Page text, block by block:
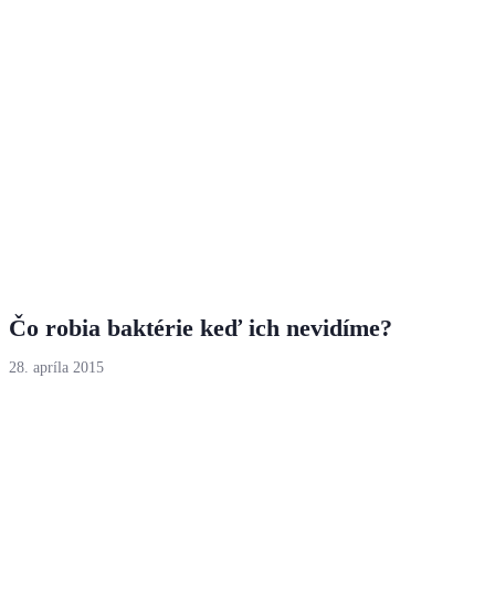
Čo robia baktérie keď ich nevidíme?
28. apríla 2015